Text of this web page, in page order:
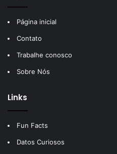
Página inicial
Contato
Trabalhe conosco
Sobre Nós
Links
Fun Facts
Datos Curiosos